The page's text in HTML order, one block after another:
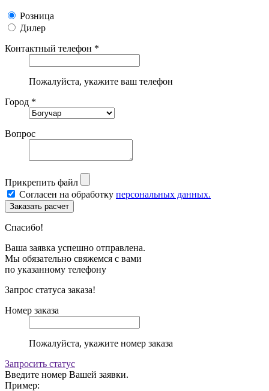
Розница
Дилер
Контактный телефон *
Пожалуйста, укажите ваш телефон
Город *
Вопрос
Прикрепить файл
Согласен на обработку персональных данных.
Спасибо!
Ваша заявка успешно отправлена.
Мы обязательно свяжемся с вами
по указанному телефону
Запрос статуса заказа!
Номер заказа
Пожалуйста, укажите номер заказа
Запросить статус
Введите номер Вашей заявки.
Пример: